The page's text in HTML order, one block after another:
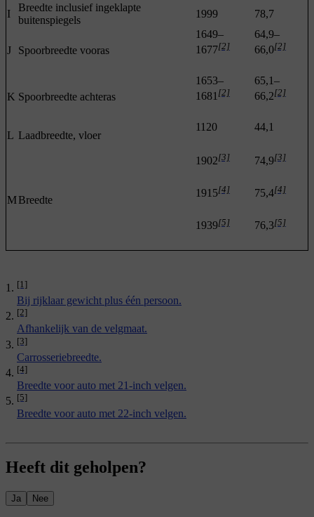
I
Breedte inclusief ingeklapte
buitenspiegels
1999 78,7
J Spoorbreedte vooras
1649–
1677[2]
64,9–
66,0[2]
K Spoorbreedte achteras
1653–
1681 [2]
65,1–
66,2[2]
L Laadbreedte, vloer
1120 44,1
MBreedte
1902[3]
1915[4]
1939[5]
74,9[3]
75,4[4]
76,3[5]
[1]
Bij rijklaar gewicht plus één persoon.
[2]
Afhankelijk van de velgmaat.
[3]
Carrosseriebreedte.
[4]
Breedte voor auto met 21-inch velgen.
[5]
Breedte voor auto met 22-inch velgen.
Heeft dit geholpen?
Ja Nee